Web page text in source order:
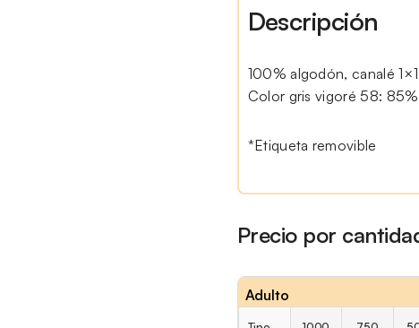
Descripción
100% algodón, canalé
Color gris vigoré 58:
*Etiqueta removible
Precio por
Adulto